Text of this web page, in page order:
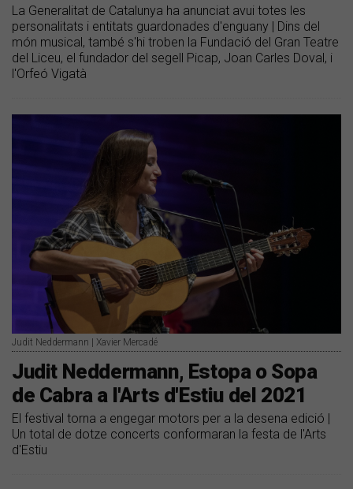
La Generalitat de Catalunya ha anunciat avui totes les
personalitats i entitats guardonades d'enguany | Dins del
món musical, també s'hi troben la Fundació del Gran Teatre
del Liceu, el fundador del segell Picap, Joan Carles Doval, i
l'Orfeó Vigatà
Judit Neddermann | Xavier Mercadé
Judit Neddermann, Estopa o Sopa
de Cabra a l'Arts d'Estiu del 2021
El festival torna a engegar motors per a la desena edició |
Un total de dotze concerts conformaran la festa de l'Arts
d'Estiu